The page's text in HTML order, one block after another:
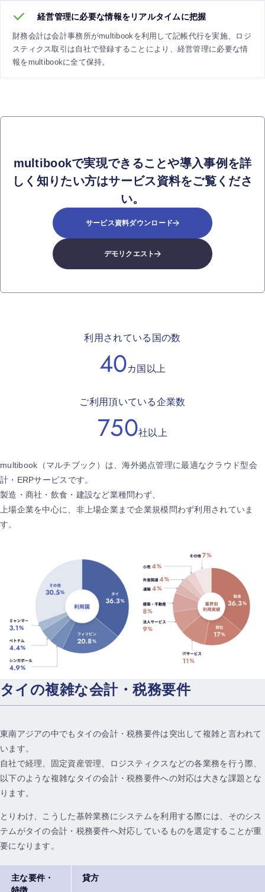
経営管理に必要な情報をリアルタイムに把握
財務会計は会計事務所がmultibookを利用して記帳代行を実施、ロジ
スティクス取引は自社で登録することにより、経営管理に必要な情
報をmultibookに全て保持。
multibookで実現できることや導入事例を詳
しく知りたい方はサービス資料をご覧くださ
い。
サービス資料ダウンロード
デモリクエスト
利用されている国の数
40カ国以上
ご利用頂いている企業数
750社以上
multibook（マルチブック）は、海外拠点管理に最適なクラウド型会
計・ERPサービスです。
製造・商社・飲食・建設など業種問わず、
上場企業を中心に、非上場企業まで企業規模問わず利用されていま
す。
タイの複雑な会計・税務要件
東南アジアの中でもタイの会計・税務要件は突出して複雑と言われて
います。
自社で経理、固定資産管理、ロジスティクスなどの各業務を行う際、
以下のような複雑なタイの会計・税務要件への対応は大きな課題とな
ります。
とりわけ、こうした基幹業務にシステムを利用する際には、そのシス
テムがタイの会計・税務要件へ対応しているものを選定することが重
要になります。
主な要件・
貸方